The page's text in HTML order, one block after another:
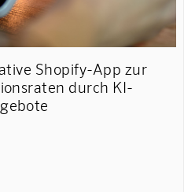
Shopify-App zur
durch KI-